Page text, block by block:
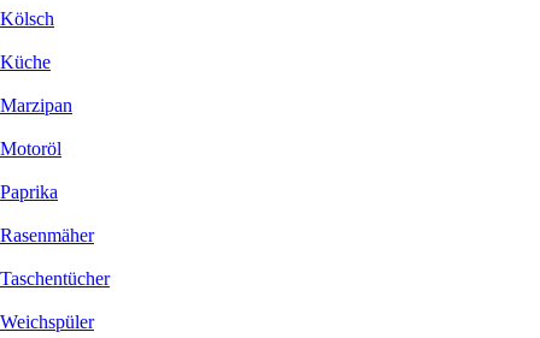
Kölsch
Küche
Marzipan
Motoröl
Paprika
Rasenmäher
Taschentücher
Weichspüler